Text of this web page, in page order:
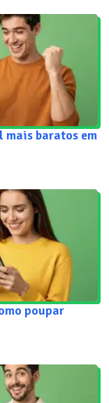
mais baratos em
poupar